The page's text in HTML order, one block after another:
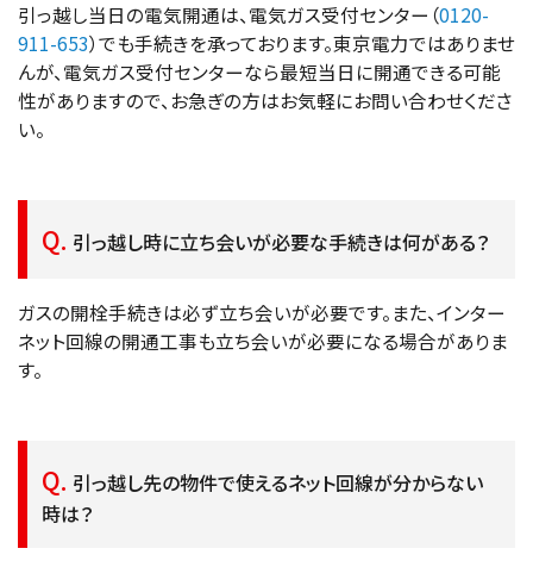
引っ越し当日の電気開通は、電気ガス受付センター（0120-
911-653）でも手続きを承っております。東京電力ではありませ
んが、電気ガス受付センターなら最短当日に開通できる可能
性がありますので、お急ぎの方はお気軽にお問い合わせくださ
い。
引っ越し時に立ち会いが必要な手続きは何がある？
ガスの開栓手続きは必ず立ち会いが必要です。また、インター
ネット回線の開通工事も立ち会いが必要になる場合がありま
す。
引っ越し先の物件で使えるネット回線が分からない
時は？